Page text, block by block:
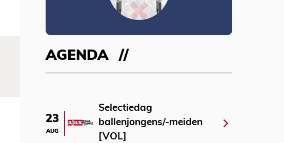
AGENDA
23
AUG
Selectiedag
ballenjongens/-meiden
[VOL]